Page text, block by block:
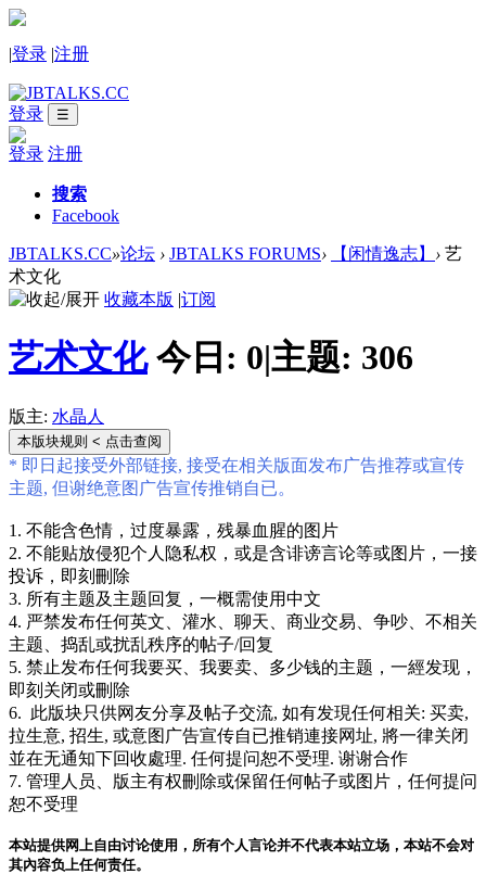
|登录 |注册
登录 ☰
登录 注册
搜索
Facebook
JBTALKS.CC»论坛 › JBTALKS FORUMS› 【闲情逸志】 › 艺
术文化
收藏本版 |订阅
艺术文化 今日: 0|主题: 306
版主: 水晶人
本版块规则 < 点击查阅
* 即日起接受外部链接, 接受在相关版面发布广告推荐或宣传
主题, 但谢绝意图广告宣传推销自已。
1. 不能含色情，过度暴露，残暴血腥的图片
2. 不能贴放侵犯个人隐私权，或是含诽谤言论等或图片，一接
投诉，即刻刪除
3. 所有主题及主题回复，一概需使用中文
4. 严禁发布任何英文、灌水、聊天、商业交易、争吵、不相关
主题、捣乱或扰乱秩序的帖子/回复
5. 禁止发布任何我要买、我要卖、多少钱的主题，一經发现，
即刻关闭或刪除
6. 此版块只供网友分享及帖子交流, 如有发現任何相关: 买卖,
拉生意, 招生, 或意图广告宣传自已推销連接网址, 將一律关闭
並在无通知下回收處理. 任何提问恕不受理. 谢谢合作
7. 管理人员、版主有权刪除或保留任何帖子或图片，任何提问
恕不受理
本站提供网上自由讨论使用，所有个人言论并不代表本站立场，本站不会对
其內容负上任何责任。